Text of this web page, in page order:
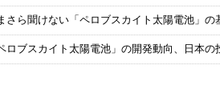
さら聞けない「ペロブスカイト太陽電池」の
ロブスカイト太陽電池」の開発動向、日本